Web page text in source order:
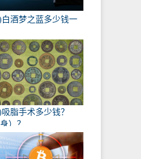
白酒梦之蓝多少钱一
脂手术多少钱？
）？